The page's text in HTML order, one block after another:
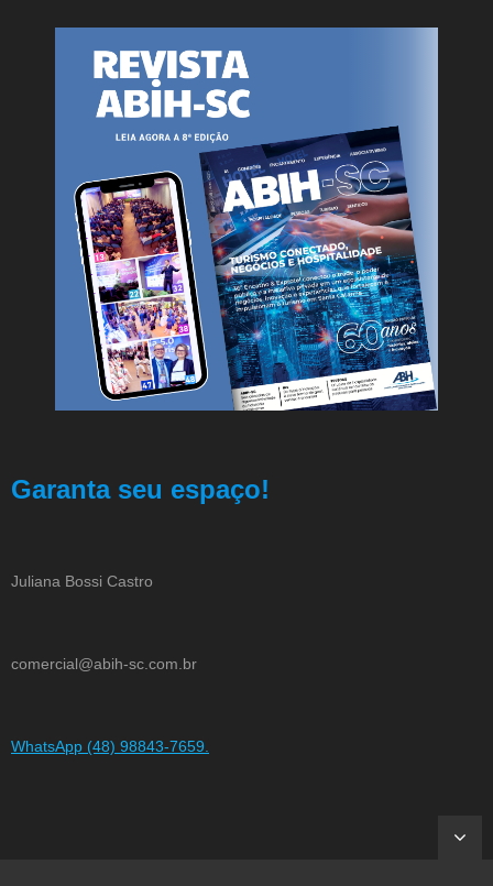
Garanta seu espaço!
Juliana Bossi Castro
comercial@abih-sc.com.br
WhatsApp (48) 98843-7659.